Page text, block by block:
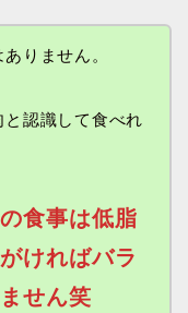
りません。
認識して食べれ
食事は低脂
ければバラ
せん笑